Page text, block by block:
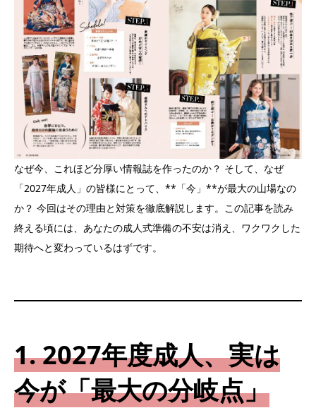
なぜ今、これほど分厚い情報誌を作ったのか？ そして、なぜ
「2027年成人」の皆様にとって、**「今」**が最大の山場なの
か？ 今回はその理由と対策を徹底解説します。この記事を読み
終える頃には、あなたの成人式準備の不安は消え、ワクワクした
期待へと変わっているはずです。
1. 2027年度成人、実は
今が「最大の分岐点」